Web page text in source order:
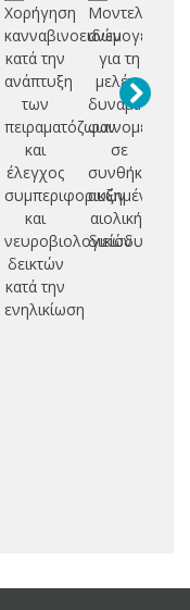
Χορήγηση
κανναβινοειδών
κατά την
ανάπτυξη
των
πειραματόζωων
και
έλεγχος
συμπεριφορικών
και
νευροβιολογικών
δεικτών
κατά την
ενηλικίωση
για τη
μελέτη
δυναμικών
φαινομένων
σε
συνθήκες
αυξημένης
αιολικής
διείσδυσης